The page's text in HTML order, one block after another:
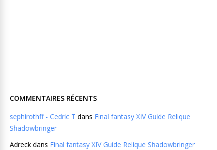
COMMENTAIRES RÉCENTS
sephirothff - Cedric T dans Final fantasy XIV Guide Relique
Shadowbringer
Adreck dans Final fantasy XIV Guide Relique Shadowbringer